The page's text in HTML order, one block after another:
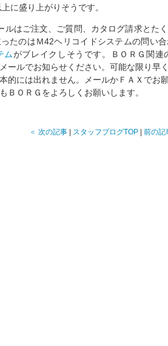
に盛り上がりそうです。
はご注文、ご質問、カタログ請求とた
たのはＭ42ヘリコイドシステムの問い
ムがブレイクしそうです。ＢＯＲＧ関
ールでお知らせください。可能な限り早
的には出れません。メールかＦＡＸでお
ＢＯＲＧをよろしくお願いします。
＜ 次の記事 スタッフブログTOP 前の記